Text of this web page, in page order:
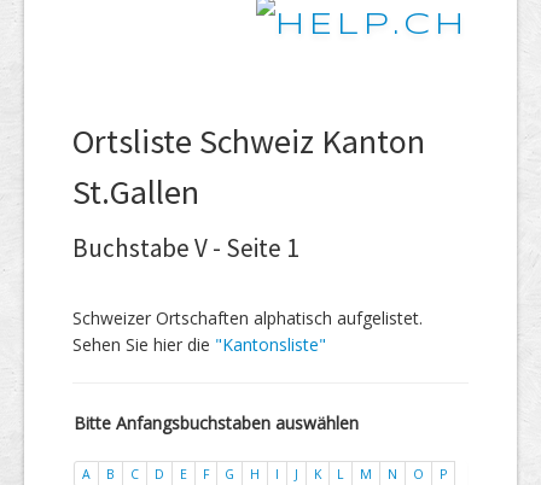
Ortsliste Schweiz Kanton
St.Gallen
Buchstabe V - Seite 1
Schweizer Ortschaften alphatisch aufgelistet.
Sehen Sie hier die "Kantonsliste"
Bitte Anfangsbuchstaben auswählen
A B C D E F G H I J K L M N O
P